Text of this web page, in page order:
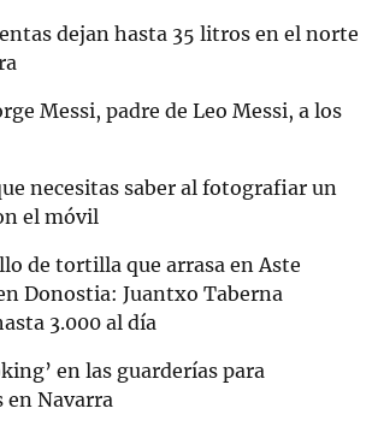
dejan hasta 35 litros en el norte
Messi, padre de Leo Messi, a los
necesitas saber al fotografiar un
el móvil
de tortilla que arrasa en Aste
Donostia: Juantxo Taberna
3.000 al día
en las guarderías para
en Navarra